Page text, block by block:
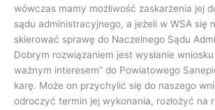
wówczas mamy możliwość zaskarżenia jej
sądu administracyjnego, a jeżeli w WSA się
skierować sprawę do Naczelnego Sądu
Dobrym rozwiązaniem jest wysłanie
ważnym interesem” do Powiatowego
karę. Może on przychylić się do naszego
odroczyć termin jej wykonania, rozłożyć na